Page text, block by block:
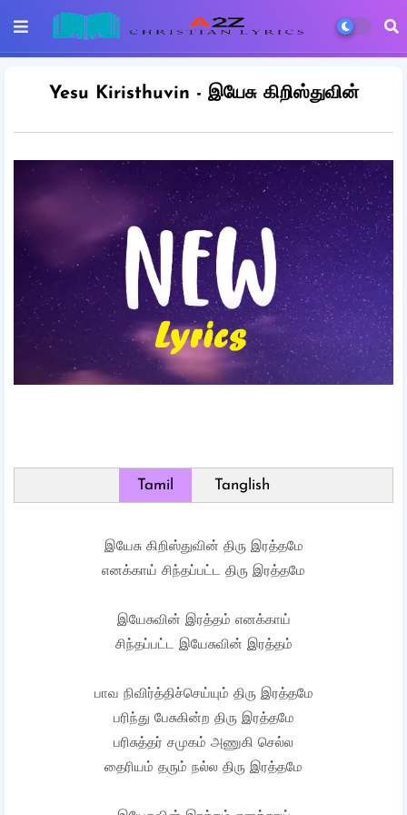
Yesu Kiristhuvin - இயேசு கிறிஸ்துவின்
Tamil Tanglish
இயேசு கிறிஸ்துவின் திரு இரத்தமே
எனக்காய் சிந்தப்பட்ட திரு இரத்தமே
இயேசுவின் இரத்தம் எனக்காய்
சிந்தப்பட்ட இயேசுவின் இரத்தம்
பாவ நிவிர்த்திச்செய்யும் திரு இரத்தமே
பரிந்து பேசுகின்ற திரு இரத்தமே
பரிசுத்தர் சமுகம் அணுகி செல்ல
தைரியம் தரும் நல்ல திரு இரத்தமே